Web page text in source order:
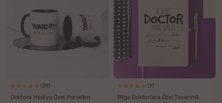
(29)
Doktora Hediye Özel Porselen
(1)
Bilge Doktorlara Özel Tasarımlı